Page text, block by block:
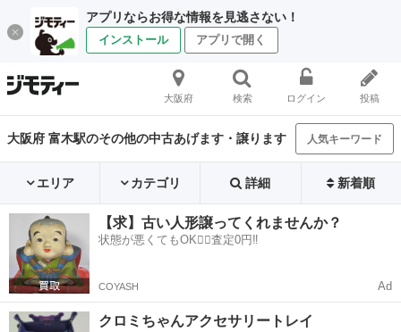
アプリならお得な情報を見逃さない！
インストール アプリで開く
大阪府 検索 ログイン 投稿
大阪府 富木駅のその他の中古あげます・譲ります 人気キーワード
エリア カテゴリ 詳細 新着順
【求】古い人形譲ってくれませんか？
状態が悪くてもOK🙆‍♀️査定0円‼️
COYASH Ad
クロミちゃんアクセサリートレイ